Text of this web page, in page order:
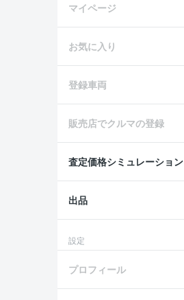
マイページ
お気に入り
登録車両
販売店でクルマの登録
査定価格シミュレーション
出品
設定
プロフィール